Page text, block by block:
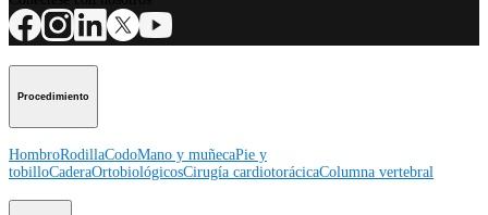
Procedimiento
HombroRodillaCodoMano y muñecaPie y
tobilloCaderaOrtobiológicosCirugía cardiotorácicaColumna vertebral